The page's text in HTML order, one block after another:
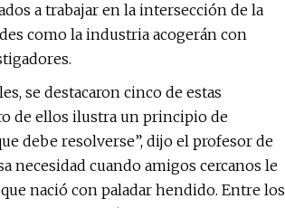
a trabajar en la intersección de la
como la industria acogerán con
se destacaron cinco de estas
de ellos ilustra un principio de
debe resolverse”, dijo el profesor de
necesidad cuando amigos cercanos le
nació con paladar hendido. Entre los